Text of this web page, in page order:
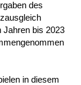
des
Jahren bis 2023
in diesem